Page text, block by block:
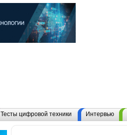
Тесты цифровой техники Интервью